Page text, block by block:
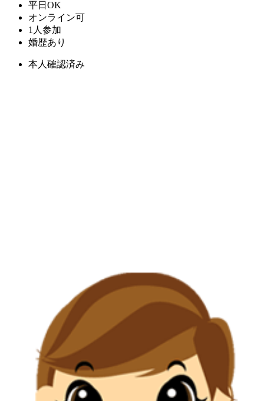
平日OK
オンライン可
1人参加
婚歴あり
本人確認済み